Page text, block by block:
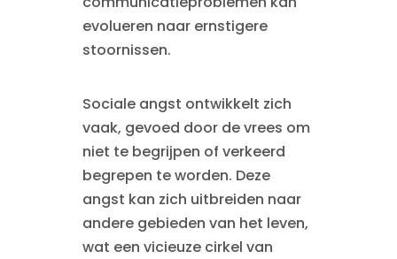
evolueren naar ernstigere
stoornissen.
Sociale angst ontwikkelt zich
vaak, gevoed door de vrees om
niet te begrijpen of verkeerd
begrepen te worden. Deze
angst kan zich uitbreiden naar
andere gebieden van het leven,
wat een vicieuze cirkel van